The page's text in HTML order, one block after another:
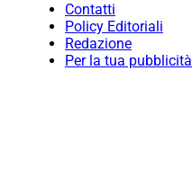
Contatti
Policy Editoriali
Redazione
Per la tua pubblicità